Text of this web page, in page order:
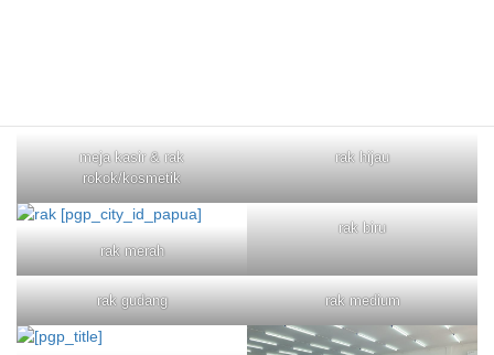
meja kasir & rak
rokok/kosmetik
rak hijau
rak merah
rak biru
rak gudang rak medium